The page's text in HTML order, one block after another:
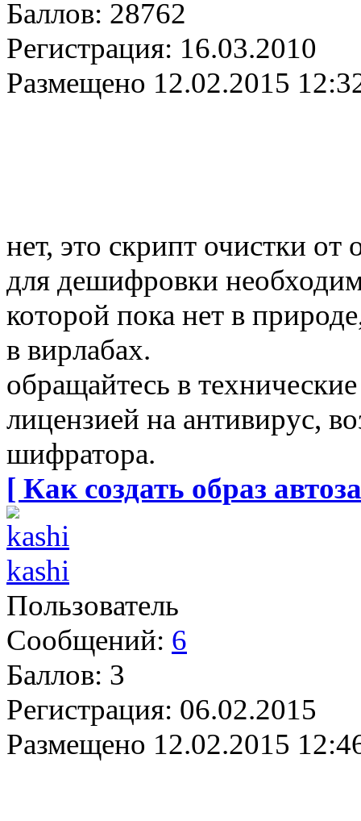
Баллов: 28762
Регистрация: 16.03.2010
Размещено 12.02.2015
нет, это скрипт очистки от
для дешифровки
которой пока нет в
в вирлабах.
обращайтесь в
лицензией на антивирус,
шифратора.
[ Как создать образ
kashi
Пользователь
Сообщений: 6
Баллов: 3
Регистрация: 06.02.2015
Размещено 12.02.2015